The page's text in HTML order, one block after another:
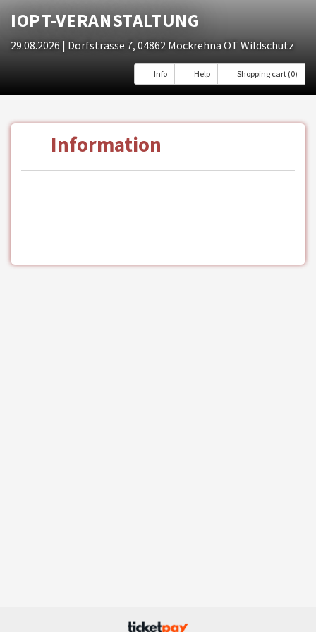
IOPT-VERANSTALTUNG
29.08.2026 | Dorfstrasse 7, 04862 Mockrehna OT Wildschütz
Info Help Shopping cart (0)
Information